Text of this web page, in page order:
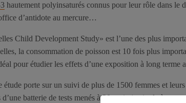
hautement polyinsaturés connus pour leur rôle dans le
d’antidote au mercure…
Child Development Study» est l’une des plus
la consommation de poisson est 10 fois plus
pour étudier les effets d’une exposition à long terme
étude porte sur un suivi de plus de 1500 femmes et
d’une batterie de tests menés à 20 mois (aptitude à